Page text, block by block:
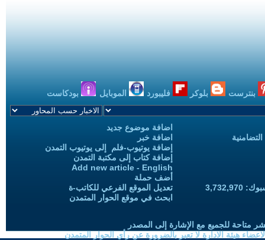
بنترست بلوكر فليبورد الموبايل بودكاست
اضافة موضوع جديد
اضافة خبر
إضافة يوتيوب-فلم إلى يوتيوب التمدن
إضافة كتاب إلى مكتبة التمدن
Add new article - English
أضف حملة
تعديل الموقع الفرعي للكاتب-ة
ابحث في موقع الحوار المتمدن
متاحة للجميع مع الإشارة إلى المصدر
هيئة الادارة لا تعبر بالضرورة عن رأي الحوار المتمدن